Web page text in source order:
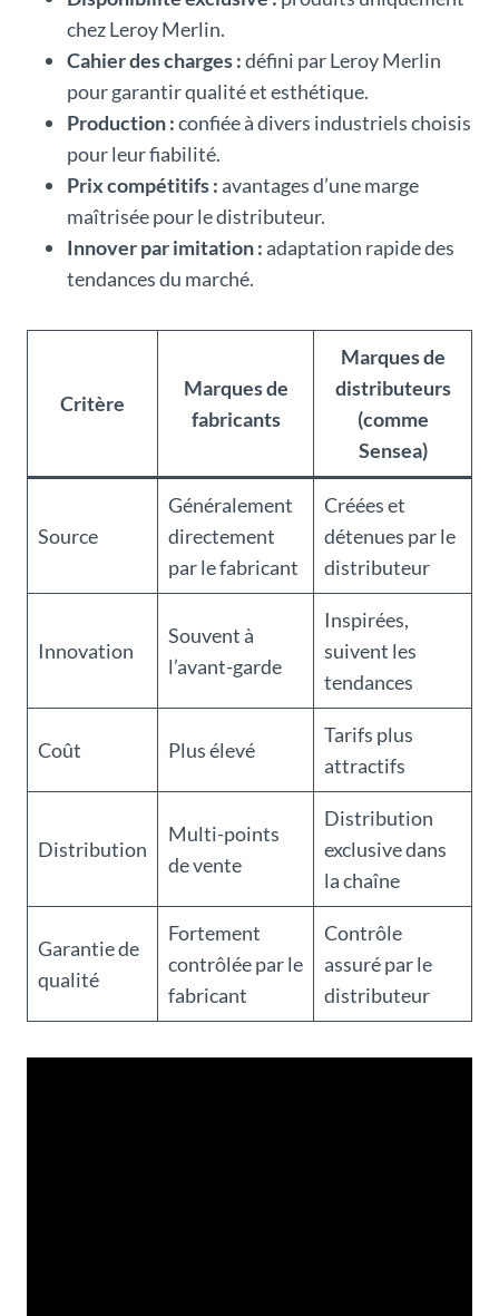
chez Leroy Merlin.
Cahier des charges :défini par Leroy Merlin
pour garantir qualité et esthétique.
Production :confiée à divers industriels choisis
pour leur fiabilité.
Prix compétitifs :avantages d’une marge
maîtrisée pour le distributeur.
Innover par imitation :adaptation rapide des
tendances du marché.
Critère
Marques de
fabricants
Marques de
distributeurs
(comme
Sensea)
Source
Généralement
directement
par le fabricant
Créées et
détenues par le
distributeur
Innovation
Souvent à
l’avant-garde
Inspirées,
suivent les
tendances
Coût Plus élevé
Tarifs plus
attractifs
Distribution
Multi-points
de vente
Distribution
exclusive dans
la chaîne
Garantie de
qualité
Fortement
contrôlée par le
fabricant
Contrôle
assuré par le
distributeur